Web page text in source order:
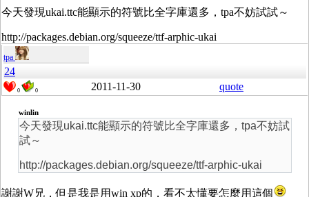
今天發現ukai.ttc能顯示的符號比全字庫還多，tpa不妨試試～
http://packages.debian.org/squeeze/ttf-arphic-ukai
tpa
24
0 0 2011-11-30 quote
winlin
今天發現ukai.ttc能顯示的符號比全字庫還多，tpa不妨試
試～
http://packages.debian.org/squeeze/ttf-arphic-ukai
謝謝W兄，但是我是用win xp的，看不太懂要怎麼用這個